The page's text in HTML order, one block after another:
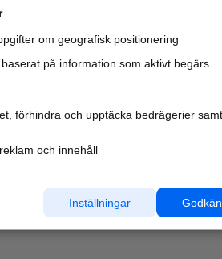
om geografisk positionering
på information som aktivt begärs
förhindra och upptäcka bedrägerier samt
och innehåll
Inställningar